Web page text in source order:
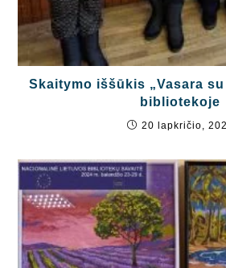
Skaitymo iššūkis „Vasara
bibliotekoje
20 lapkričio,